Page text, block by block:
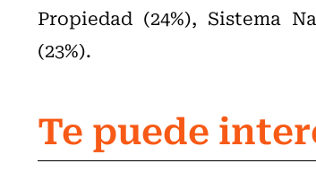
Propiedad (24%), Sistema
(23%).
Te puede